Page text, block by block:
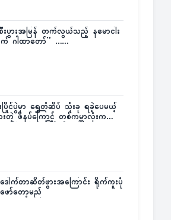
းပွားအမြန် တက်လွယ်သည့် နမောငါး
က် ဂါထာတော်” ……
ပြိုင်ပွဲမှာ ရွှေတံဆိပ် သုံးခု ရခဲ့ပေမယ့်
တဲ့ ဖိနပ်ကြောင့် တစ်ကမ္ဘာလုံးက
ဒေါက်တာဆိတ်ဖွားအကြောင်း ရိုက်ကူးပုံ
ဖော်တော့မည်